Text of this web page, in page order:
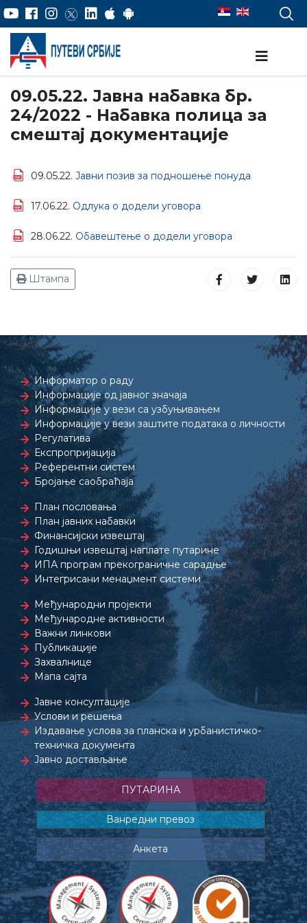
09.05.22. Јавна набавка бр.
24/2022 - Набавка полица за
смештај документације
09.05.22. Јавни позив за подношење понуда
17.06.22. Одлука о додели уговора
28.06.22. Обавештење о додели уговора
Штампа
Информатор о раду
Информације од јавног значаја
Информације у вези са узбуњивањем
Информације у вези заштите података о личности
Регулатива
Експропријација
Референтни систем
Бројање саобраћаја
План пословања
План јавних набавки
Финансијски извештај
Годишњи извештај наплате путарине
ИПА програм прекограничне сарадње
Интегрисани менаџмент системи
Међународни пројекти
Међународне активности
Важни линкови
Публикације
Захвалнице
Мапа сајта
Јавне консултације
Услови и решења
Издавање услова за планска и урбанистичко-
техничка документа
Јавно достављање
ПУТАРИНА
Ванредни превоз
Анкета